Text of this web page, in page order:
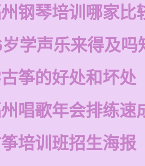
钢琴培训哪家比
岁学声乐来得及吗
筝的好处和坏处
唱歌年会排练速
培训班招生海报